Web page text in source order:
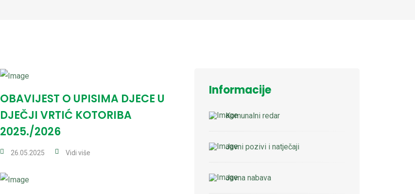
OBAVIJEST O UPISIMA DJECE U
DJEČJI VRTIĆ KOTORIBA
2025./2026
26.05.2025 Vidi više
Informacije
Komunalni redar
Javni pozivi i natječaji
Javna nabava